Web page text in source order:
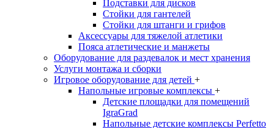
Подставки для дисков
Стойки для гантелей
Стойки для штанги и грифов
Аксессуары для тяжелой атлетики
Пояса атлетические и манжеты
Оборудование для раздевалок и мест хранения
Услуги монтажа и сборки
Игровое оборудование для детей +
Напольные игровые комплексы +
Детские площадки для помещений
IgraGrad
Напольные детские комплексы Perfetto